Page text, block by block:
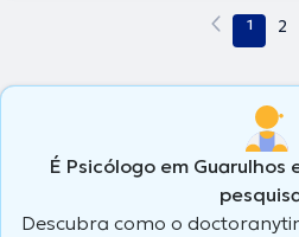
1 2
É Psicólogo em
Descubra como o